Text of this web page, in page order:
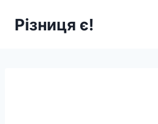
Різниця є!